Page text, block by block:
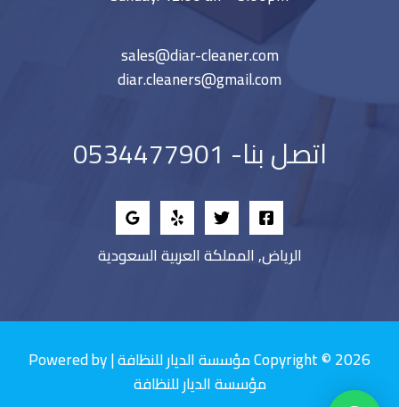
sales@diar-cleaner.com
diar.cleaners@gmail.com
اتصل بنا- 0534477901
الرياض, المملكة العربية السعودية
Copyright © 2026 مؤسسة الديار للنظافة | Powered by
مؤسسة الديار للنظافة